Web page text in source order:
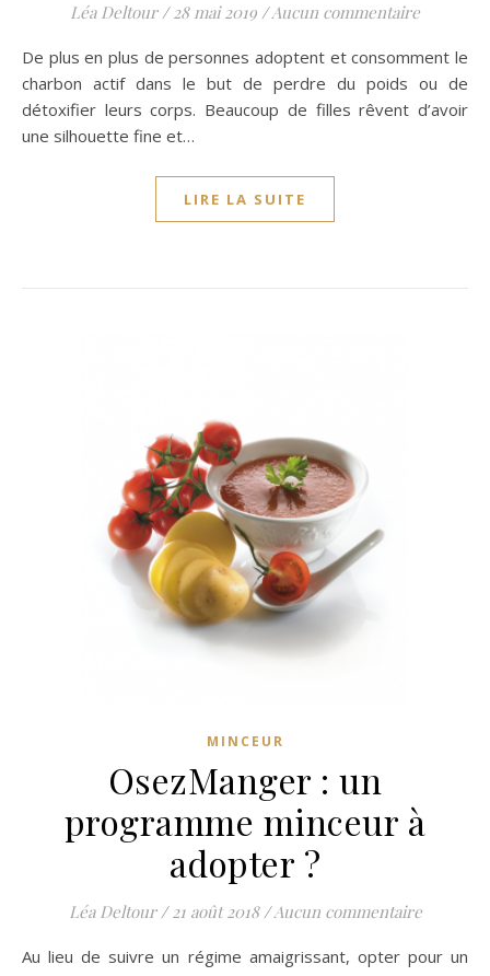
Léa Deltour / 28 mai 2019 /Aucun commentaire
De plus en plus de personnes adoptent et consomment le
charbon actif dans le but de perdre du poids ou de
détoxifier leurs corps. Beaucoup de filles rêvent d’avoir
une silhouette fine et…
LIRE LA SUITE
MINCEUR
OsezManger : un
programme minceur à
adopter ?
Léa Deltour / 21 août 2018 / Aucun commentaire
Au lieu de suivre un régime amaigrissant, opter pour un